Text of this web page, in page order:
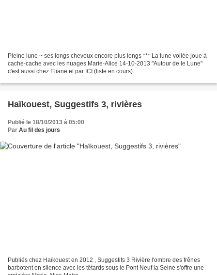
Pleine lune ~ ses longs cheveux encore plus longs *** La lune voilée joue à
cache-cache avec les nuages Marie-Alice 14-10-2013 "Autour de le Lune"
c'est aussi chez Eliane et par ICI (liste en cours)
Haïkouest, Suggestifs 3, rivières
Publié le 18/10/2013 à 05:00
Par Au fil des jours
Publiés chez Haïkouest en 2012 , Suggestifs 3 Rivière l'ombre des frênes
barbotent en silence avec les têtards sous le Pont Neuf la Seine s'offre une